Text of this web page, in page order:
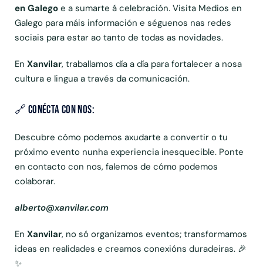
en Galego e a sumarte á celebración. Visita Medios en
Galego para máis información e séguenos nas redes
sociais para estar ao tanto de todas as novidades.
En Xanvilar, traballamos día a día para fortalecer a nosa
cultura e lingua a través da comunicación.
🔗 Conécta con Nos:
Descubre cómo podemos axudarte a convertir o tu
próximo evento nunha experiencia inesquecible. Ponte
en contacto con nos, falemos de cómo podemos
colaborar.
alberto@xanvilar.com
En Xanvilar, no só organizamos eventos; transformamos
ideas en realidades e creamos conexións duradeiras. 🎉
✨